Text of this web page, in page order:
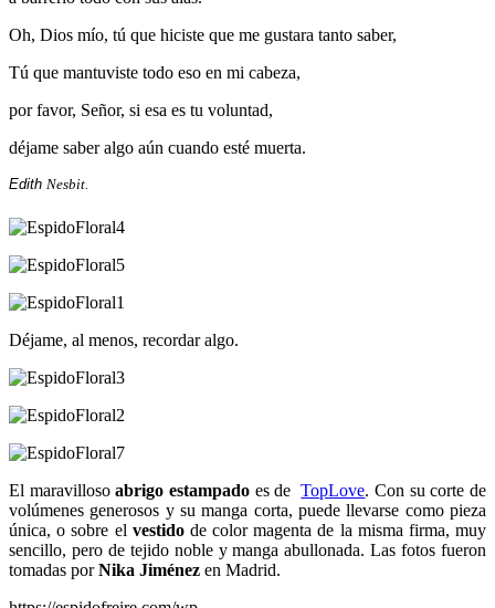
Oh, Dios mío, tú que hiciste que me gustara tanto saber,
Tú que mantuviste todo eso en mi cabeza,
por favor, Señor, si esa es tu voluntad,
déjame saber algo aún cuando esté muerta.
Edith Nesbit.
Déjame, al menos, recordar algo.
El maravillosoabrigo estampadoes deTopLove. Con su corte de
volúmenes generosos y su manga corta, puede llevarse como pieza
única, o sobre el vestidode color magenta de la misma firma, muy
sencillo, pero de tejido noble y manga abullonada. Las fotos fueron
tomadas porNika Jiménez en Madrid.